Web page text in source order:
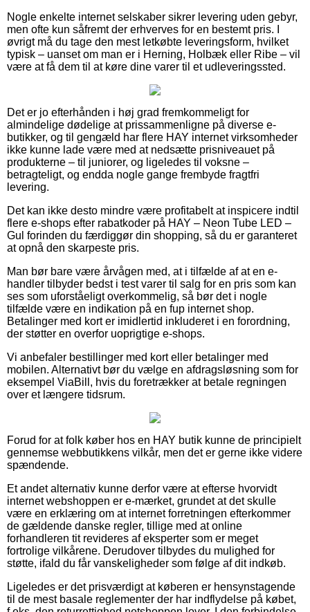
Nogle enkelte internet selskaber sikrer levering uden gebyr,
men ofte kun såfremt der erhverves for en bestemt pris. I
øvrigt må du tage den mest letkøbte leveringsform, hvilket
typisk – uanset om man er i Herning, Holbæk eller Ribe – vil
være at få dem til at køre dine varer til et udleveringssted.
Det er jo efterhånden i høj grad fremkommeligt for
almindelige dødelige at prissammenligne på diverse e-
butikker, og til gengæld har flere HAY internet virksomheder
ikke kunne lade være med at nedsætte prisniveauet på
produkterne – til juniorer, og ligeledes til voksne –
betragteligt, og endda nogle gange frembyde fragtfri
levering.
Det kan ikke desto mindre være profitabelt at inspicere indtil
flere e-shops efter rabatkoder på HAY – Neon Tube LED –
Gul forinden du færdiggør din shopping, så du er garanteret
at opnå den skarpeste pris.
Man bør bare være årvågen med, at i tilfælde af at en e-
handler tilbyder bedst i test varer til salg for en pris som kan
ses som uforståeligt overkommelig, så bør det i nogle
tilfælde være en indikation på en fup internet shop.
Betalinger med kort er imidlertid inkluderet i en forordning,
der støtter en overfor uoprigtige e-shops.
Vi anbefaler bestillinger med kort eller betalinger med
mobilen. Alternativt bør du vælge en afdragsløsning som for
eksempel ViaBill, hvis du foretrækker at betale regningen
over et længere tidsrum.
Forud for at folk køber hos en HAY butik kunne de principielt
gennemse webbutikkens vilkår, men det er gerne ikke videre
spændende.
Et andet alternativ kunne derfor være at efterse hvorvidt
internet webshoppen er e-mærket, grundet at det skulle
være en erklæring om at internet forretningen efterkommer
de gældende danske regler, tillige med at online
forhandleren tit revideres af eksperter som er meget
fortrolige vilkårene. Derudover tilbydes du mulighed for
støtte, ifald du får vanskeligheder som følge af dit indkøb.
Ligeledes er det prisværdigt at køberen er hensynstagende
til de mest basale reglementer der har indflydelse på købet,